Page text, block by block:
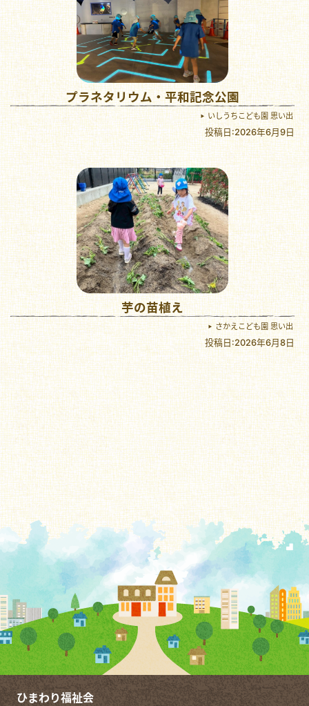
プラネタリウム・平和記念公園
いしうちこども園 思い出
投稿日:2026年6月9日
芋の苗植え
さかえこども園 思い出
投稿日:2026年6月8日
ひまわり福祉会